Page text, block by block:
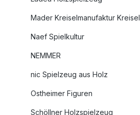
Mader Kreiselmanufaktur Kreisel
Naef Spielkultur
NEMMER
nic Spielzeug aus Holz
Ostheimer Figuren
Schöllner Holzspielzeug